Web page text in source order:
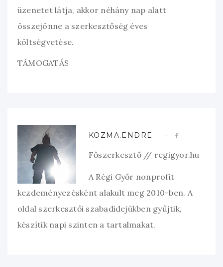
üzenetet látja, akkor néhány nap alatt
összejönne a szerkesztőség éves
költségvetése.
TÁMOGATÁS
KOZMA.ENDRE
Főszerkesztő // regigyor.hu
A Régi Győr nonprofit
kezdeményezésként alakult meg 2010-ben. A
oldal szerkesztői szabadidejükben gyűjtik,
készítik napi szinten a tartalmakat.